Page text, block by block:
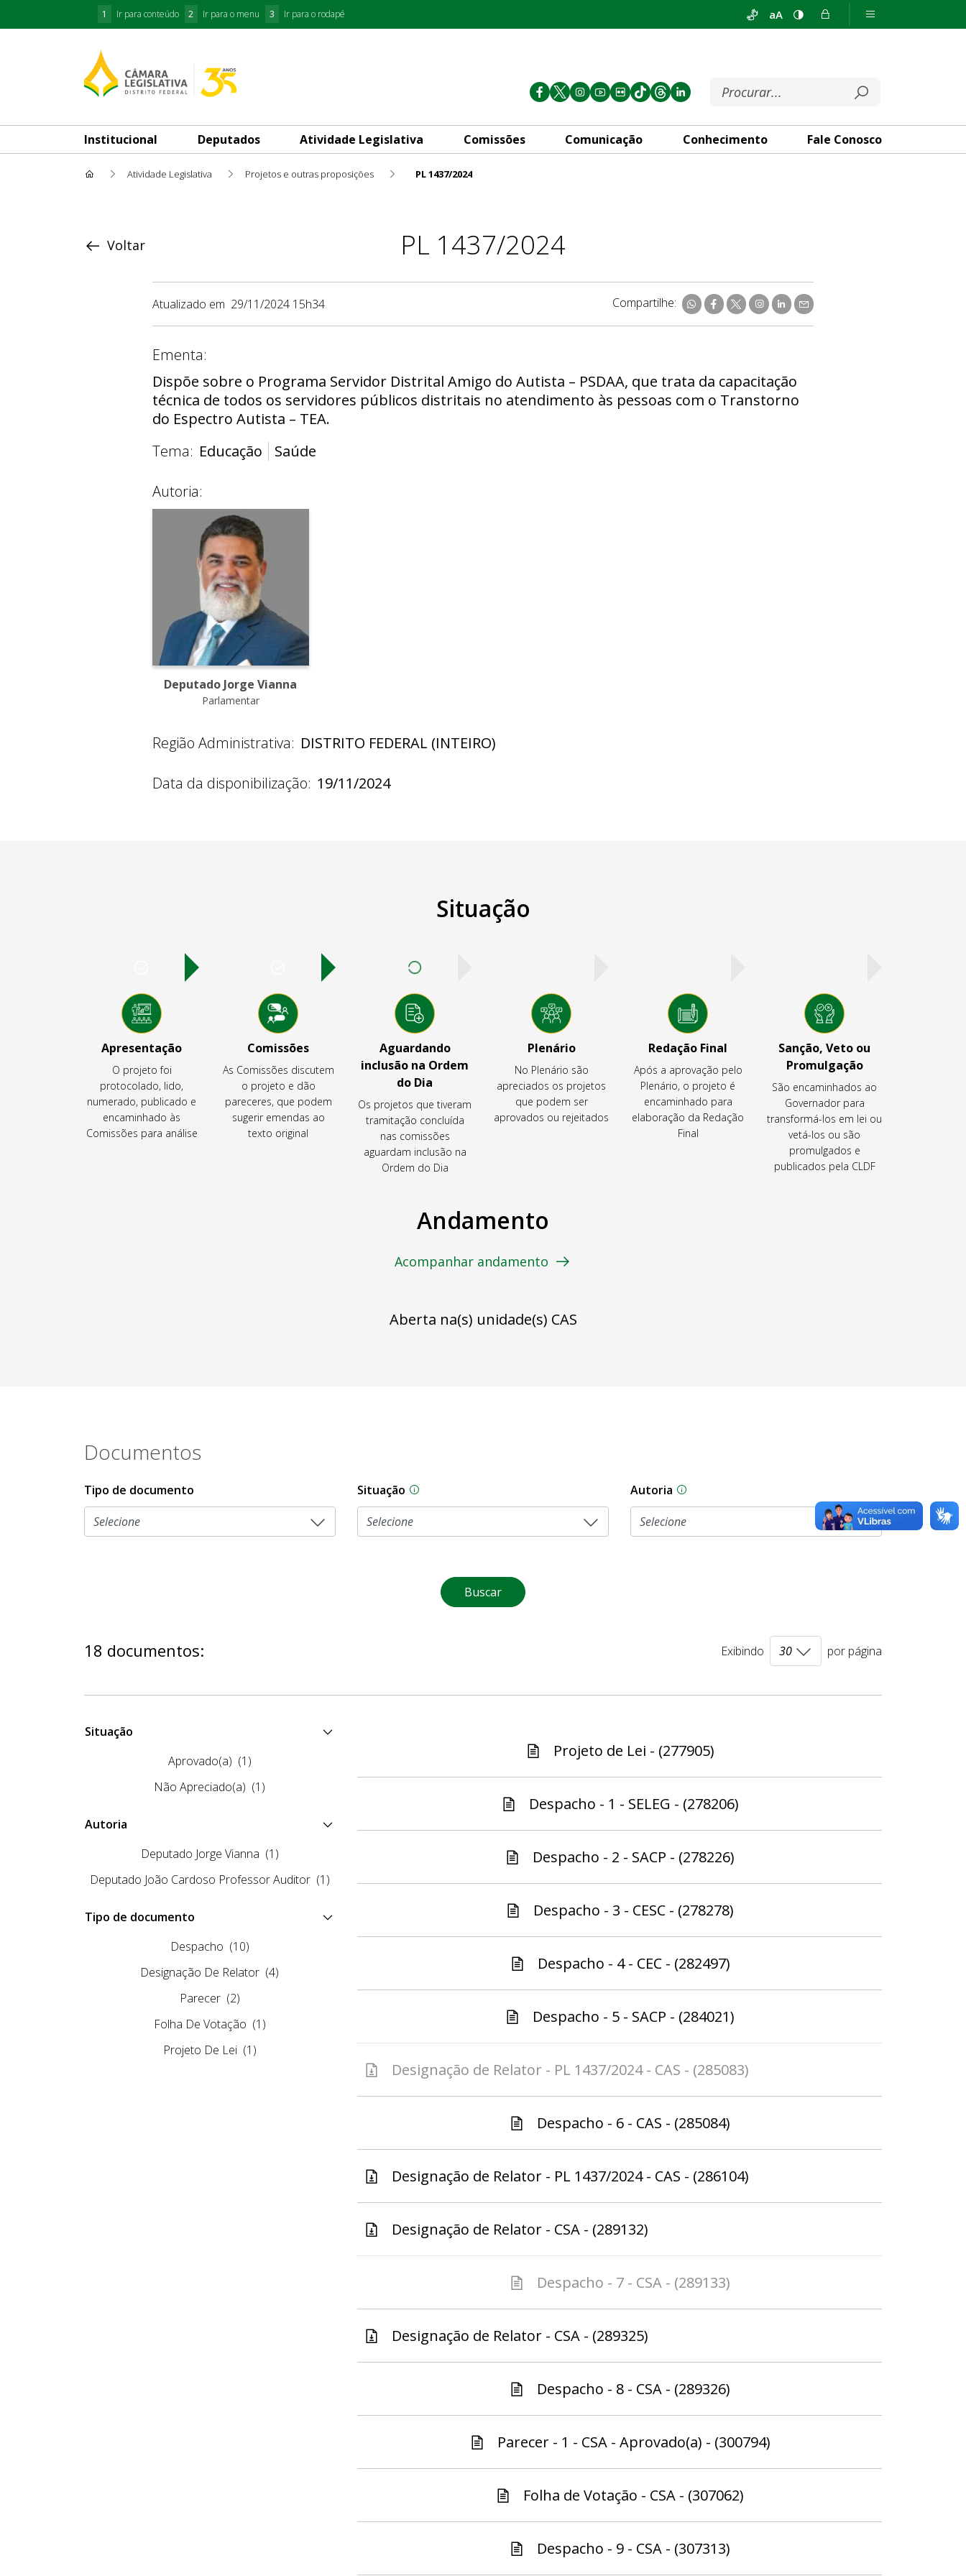
1 Ir para conteúdo 2 Ir para o menu 3 Ir para o rodapé aA
Institucional Deputados Atividade Legislativa Comissões Comunicação Conhecimento Fale Conosco
Atividade Legislativa Projetos e outras proposições PL 1437/2024
PL 1437/2024
Voltar
Atualizado em 29/11/2024 15h34 Compartilhe:
Ementa:
Dispõe sobre o Programa Servidor Distrital Amigo do Autista – PSDAA, que trata da capacitação
técnica de todos os servidores públicos distritais no atendimento às pessoas com o Transtorno
do Espectro Autista – TEA.
Tema: Educação Saúde
Autoria:
Deputado Jorge Vianna
Parlamentar
Região Administrativa: DISTRITO FEDERAL (INTEIRO)
Data da disponibilização: 19/11/2024
Situação
Apresentação
O projeto foi
protocolado, lido,
numerado, publicado e
encaminhado às
Comissões para análise
Comissões
As Comissões discutem
o projeto e dão
pareceres, que podem
sugerir emendas ao
texto original
Aguardando
inclusão na Ordem
do Dia
Os projetos que tiveram
tramitação concluída
nas comissões
aguardam inclusão na
Ordem do Dia
Plenário
No Plenário são
apreciados os projetos
que podem ser
aprovados ou rejeitados
Redação Final
Após a aprovação pelo
Plenário, o projeto é
encaminhado para
elaboração da Redação
Final
Sanção, Veto ou
Promulgação
São encaminhados ao
Governador para
transformá-los em lei ou
vetá-los ou são
promulgados e
publicados pela CLDF
Andamento
Acompanhar andamento
Aberta na(s) unidade(s) CAS
Documentos
Tipo de documento Situação Na CLDF, as proposições legislativas passam por diferentes estágios durante o processo
Autoria As proposições legislativas na CLDF podem ser
Buscar
18 documentos: Exibindo por página
Situação
Aprovado(a) (1)
Não Apreciado(a) (1)
Autoria
Deputado Jorge Vianna (1)
Deputado João Cardoso Professor Auditor (1)
Tipo de documento
Despacho (10)
Designação De Relator (4)
Parecer (2)
Folha De Votação (1)
Projeto De Lei (1)
Projeto de Lei - (277905)
Despacho - 1 - SELEG - (278206)
Despacho - 2 - SACP - (278226)
Despacho - 3 - CESC - (278278)
Despacho - 4 - CEC - (282497)
Despacho - 5 - SACP - (284021)
Designação de Relator - PL 1437/2024 - CAS - (285083)
Despacho - 6 - CAS - (285084)
Designação de Relator - PL 1437/2024 - CAS - (286104)
Designação de Relator - CSA - (289132)
Despacho - 7 - CSA - (289133)
Designação de Relator - CSA - (289325)
Despacho - 8 - CSA - (289326)
Parecer - 1 - CSA - Aprovado(a) - (300794)
Folha de Votação - CSA - (307062)
Despacho - 9 - CSA - (307313)